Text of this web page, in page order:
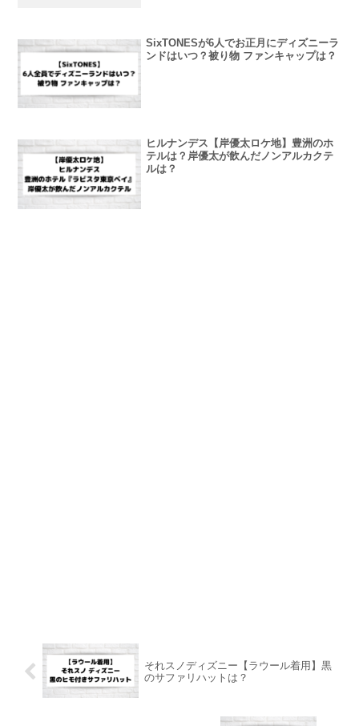
SixTONESが6人でお正月にディズニーラ
ンドはいつ？被り物 ファンキャップは？
ヒルナンデス【岸優太ロケ地】豊洲のホ
テルは？岸優太が飲んだノンアルカクテ
ルは？
それスノディズニー【ラウール着用】黒
のサファリハットは？